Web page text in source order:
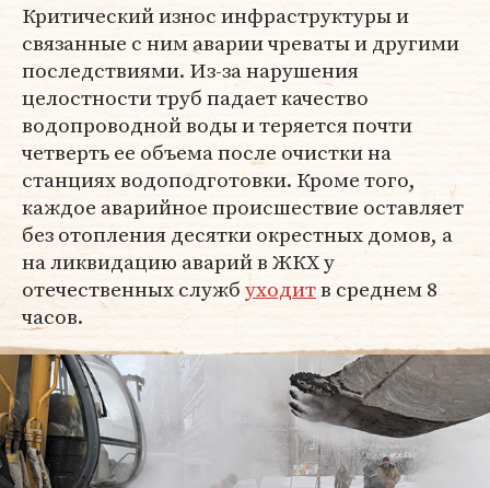
Критический износ инфраструктуры и
связанные с ним аварии чреваты и другими
последствиями. Из-за нарушения
целостности труб падает качество
водопроводной воды и теряется почти
четверть ее объема после очистки на
станциях водоподготовки. Кроме того,
каждое аварийное происшествие оставляет
без отопления десятки окрестных домов, а
на ликвидацию аварий в ЖКХ у
отечественных службуходитв среднем 8
часов.